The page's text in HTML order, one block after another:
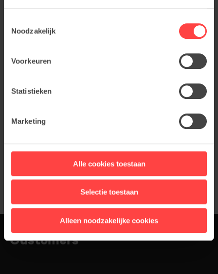
Noodzakelijk
Voorkeuren
Statistieken
Marketing
Alle cookies toestaan
Selectie toestaan
Alleen noodzakelijke cookies
Customers